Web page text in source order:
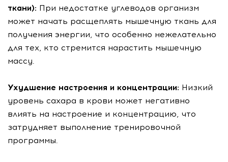
ткани): При недостатке углеводов организм
может начать расщеплять мышечную ткань для
получения энергии, что особенно нежелательно
для тех, кто стремится нарастить мышечную
массу.
Ухудшение настроения и концентрации: Низкий
уровень сахара в крови может негативно
влиять на настроение и концентрацию, что
затрудняет выполнение тренировочной
программы.